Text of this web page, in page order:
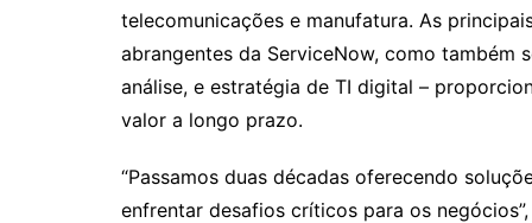
telecomunicações e manufatura. As
abrangentes da ServiceNow, como também
análise, e estratégia de TI digital –
valor a longo prazo.
“Passamos duas décadas oferecendo
enfrentar desafios críticos para os